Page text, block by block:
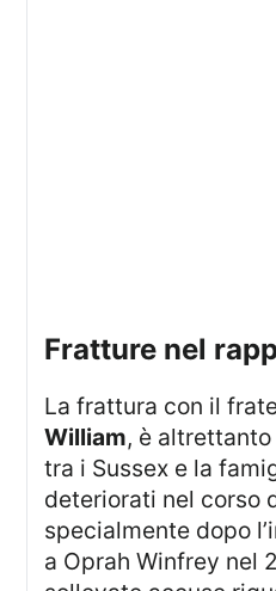
fratture nel
La frattura con il
William, è
tra i Sussex e la
deteriorati nel corso
specialmente dopo
a Oprah Winfrey nel